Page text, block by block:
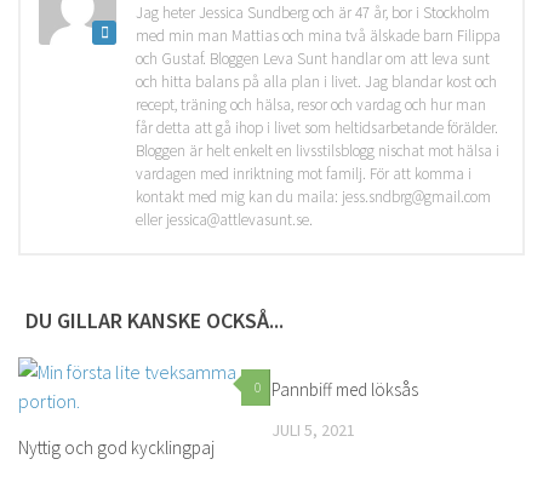
Jag heter Jessica Sundberg och är 47 år, bor i Stockholm
med min man Mattias och mina två älskade barn Filippa
och Gustaf. Bloggen Leva Sunt handlar om att leva sunt
och hitta balans på alla plan i livet. Jag blandar kost och
recept, träning och hälsa, resor och vardag och hur man
får detta att gå ihop i livet som heltidsarbetande förälder.
Bloggen är helt enkelt en livsstilsblogg nischat mot hälsa i
vardagen med inriktning mot familj. För att komma i
kontakt med mig kan du maila: jess.sndbrg@gmail.com
eller jessica@attlevasunt.se.
DU GILLAR KANSKE OCKSÅ...
0
Nyttig och god kycklingpaj
Pannbiff med löksås
JULI 5, 2021